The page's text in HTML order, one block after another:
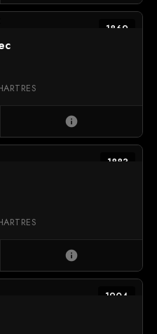
1869
info
1883
info
1904